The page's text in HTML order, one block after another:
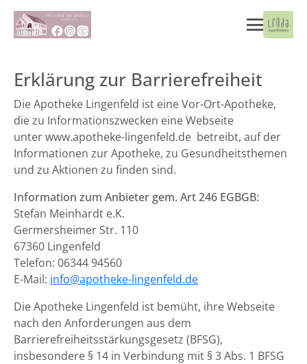
Erklärung zur Barrierefreiheit
Die Apotheke Lingenfeld ist eine Vor-Ort-Apotheke,
die zu Informationszwecken eine Webseite
unter www.apotheke-lingenfeld.de betreibt, auf der
Informationen zur Apotheke, zu Gesundheitsthemen
und zu Aktionen zu finden sind.
Information zum Anbieter gem. Art 246 EGBGB:
Stefan Meinhardt e.K.
Germersheimer Str. 110
67360 Lingenfeld
Telefon: 06344 94560
E-Mail: info@apotheke-lingenfeld.de
Die Apotheke Lingenfeld ist bemüht, ihre Webseite
nach den Anforderungen aus dem
Barrierefreiheitsstärkungsgesetz (BFSG),
insbesondere § 14 in Verbindung mit § 3 Abs. 1 BFSG